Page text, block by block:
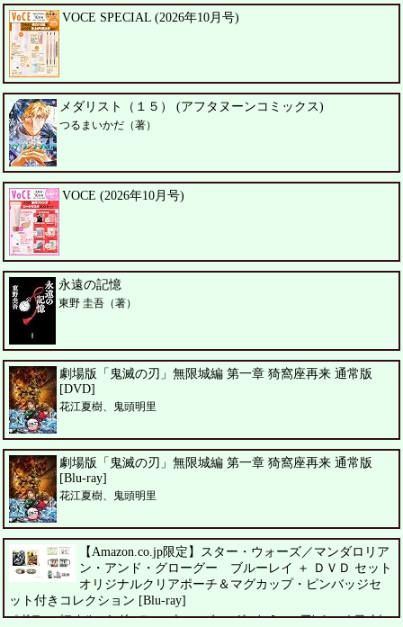
VOCE SPECIAL (2026年10月号)
メダリスト（１５） (アフタヌーンコミックス)
つるまいかだ（著）
VOCE (2026年10月号)
永遠の記憶
東野 圭吾（著）
劇場版「鬼滅の刃」無限城編 第一章 猗窩座再来 通常版
[DVD]
花江夏樹、鬼頭明里
劇場版「鬼滅の刃」無限城編 第一章 猗窩座再来 通常版
[Blu-ray]
花江夏樹、鬼頭明里
【Amazon.co.jp限定】スター・ウォーズ／マンダロリア
ン・アンド・グローグー ブルーレイ ＋ ＤＶＤ セット
オリジナルクリアポーチ＆マグカップ・ピンバッジセ
ット付きコレクション [Blu-ray]
ペドロ・パスカル、シガーニー・ウィーバー、ジェレミー・アレン・ホワイト